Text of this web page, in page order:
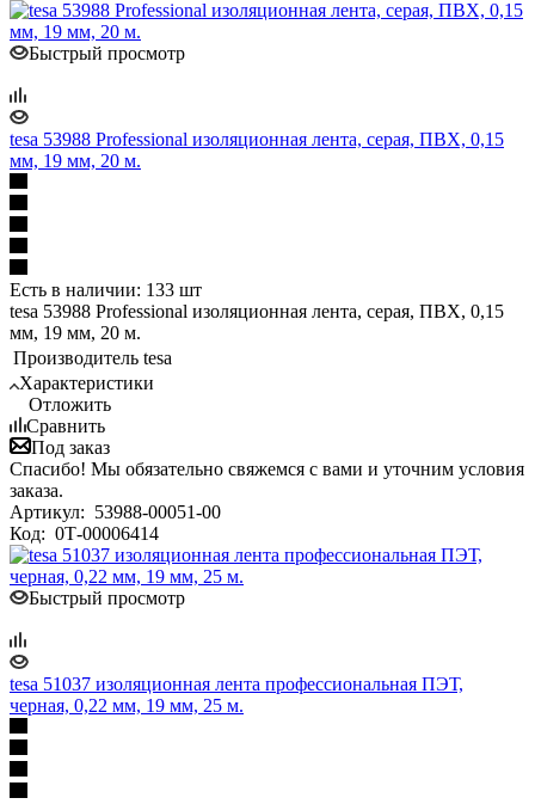
Быстрый просмотр
tesa 53988 Professional изоляционная лента, серая, ПВХ, 0,15
мм, 19 мм, 20 м.
Есть в наличии: 133 шт
tesa 53988 Professional изоляционная лента, серая, ПВХ, 0,15
мм, 19 мм, 20 м.
Производитель tesa
Характеристики
Отложить
Сравнить
Под заказ
Спасибо! Мы обязательно свяжемся с вами и уточним условия
заказа.
Артикул: 53988-00051-00
Код: 0Т-00006414
Быстрый просмотр
tesa 51037 изоляционная лента профессиональная ПЭТ,
черная, 0,22 мм, 19 мм, 25 м.